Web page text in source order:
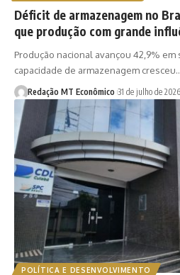
Déficit de armazenagem no
que produção com grande
Produção nacional avançou 42,9%
capacidade de armazenagem
Redação MT Econômico 31 de julho de 2026
POLÍTICA E DESENVOLVIMENTO